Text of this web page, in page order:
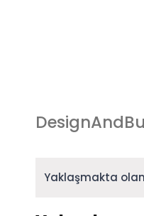
Yaklaşmakta